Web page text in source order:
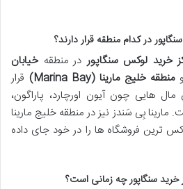
در کدام منطقه قرار دارند؟
خرید لوکس سنگاپوردر منطقهخیابان
ومنطقه خلیج مارینا (Marina Bay)
قرار
مال هایی چون آیون اورچارد، پاراگون،
بِی سَندز نیز در منطقه خلیج مارینا
ترین فروشگاه ها را در خود جای داده
خرید سنگاپور چه زمانی است؟